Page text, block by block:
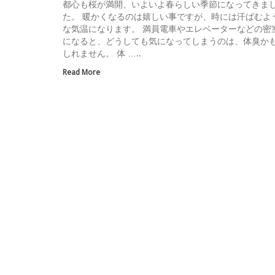
都心も桜が満開、いよいよ春らしい季節になってきま
た。 暖かくなるのは嬉しい事ですが、時には汗ばむよ
な気温になります。 満員電車やエレベーターなどの密
になると、どうしても気になってしまうのは、体臭か
しれません。 体 …..
Read More